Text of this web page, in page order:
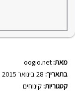
מאת: oogio.net
בתאריך:
קטגוריות: קינוחים